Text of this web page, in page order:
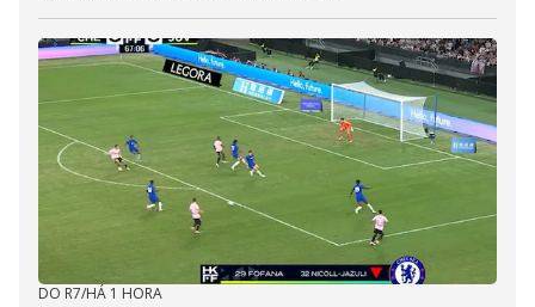
DO R7/HÁ 1 HORA